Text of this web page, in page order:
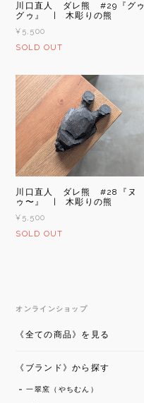
川口直人 ダレ熊 #29『グゥ
グゥ』 | 木彫りの熊
¥5,500
SOLD OUT
川口直人 ダレ熊 #28『ヌ
ゥ〜』 | 木彫りの熊
¥5,500
SOLD OUT
オンラインショップ
《全ての商品》を見る
《ブランド》から探す
一翠窯（やちむん）